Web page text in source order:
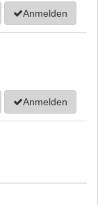
Anmelden
Anmelden